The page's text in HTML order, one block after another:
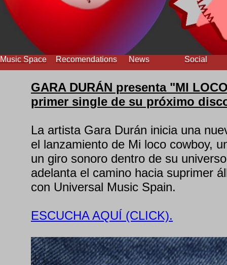
Music Space Recomendations News Social
GARA DURÁN presenta "MI
primer single de su próximo
La artista Gara Durán inicia una
el lanzamiento de Mi loco cowboy,
un giro sonoro dentro de su
adelanta el camino hacia suprimer
con Universal Music Spain.
ESCUCHA AQUÍ (CLICK).